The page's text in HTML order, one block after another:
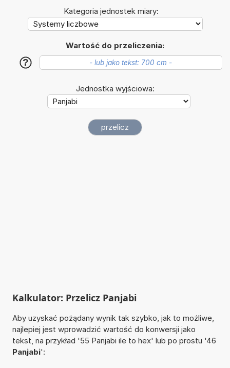
Kategoria jednostek miary:
Wartość do przeliczenia:
?
Jednostka wyjściowa:
Kalkulator: Przelicz Panjabi
Aby uzyskać pożądany wynik tak szybko, jak to możliwe,
najlepiej jest wprowadzić wartość do konwersji jako
tekst, na przykład '55 Panjabi ile to hex' lub po prostu '46
Panjabi':